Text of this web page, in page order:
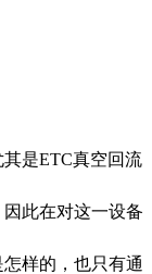
是ETC真空回流
此在对这一设备
样的，也只有通